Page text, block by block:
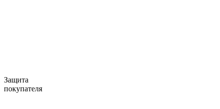
Защита
покупателя